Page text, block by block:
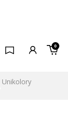
0
Unikolory